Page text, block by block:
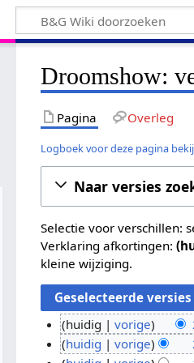
Droomshow:
Pagina Overleg
Logboek voor deze pagina
Naar versies
Selectie voor verschillen:
Verklaring afkortingen:
kleine wijziging.
2
huidig vorige
G
e
huidig vorige